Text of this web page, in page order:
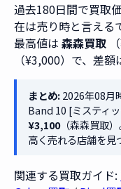
過去180日間で買取
在は売り時と言える
最高値は 森森買取
（¥3,000）で、差額
まとめ:2026年08月
Band 10 [ミスティ
¥3,100（森森買取
高く売れる店舗を見
関連する買取ガイド: